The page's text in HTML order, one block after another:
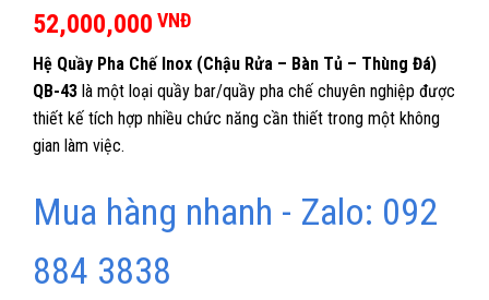
52,000,000 VNĐ
Hệ Quầy Pha Chế Inox (Chậu Rửa – Bàn Tủ – Thùng Đá)
QB-43 là một loại quầy bar/quầy pha chế chuyên nghiệp được
thiết kế tích hợp nhiều chức năng cần thiết trong một không
gian làm việc.
Mua hàng nhanh - Zalo: 092
884 3838